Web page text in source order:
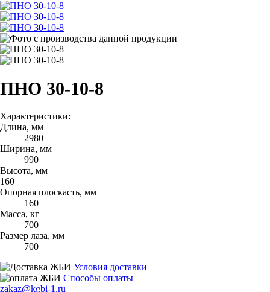
ПНО 30-10-8
Характеристики:
Длина, мм
2980
Ширина, мм
990
Высота, мм
160
Опорная плоскасть, мм
160
Масса, кг
700
Размер лаза, мм
700
Условия доставки
Способы оплаты
zakaz@kgbi-1.ru